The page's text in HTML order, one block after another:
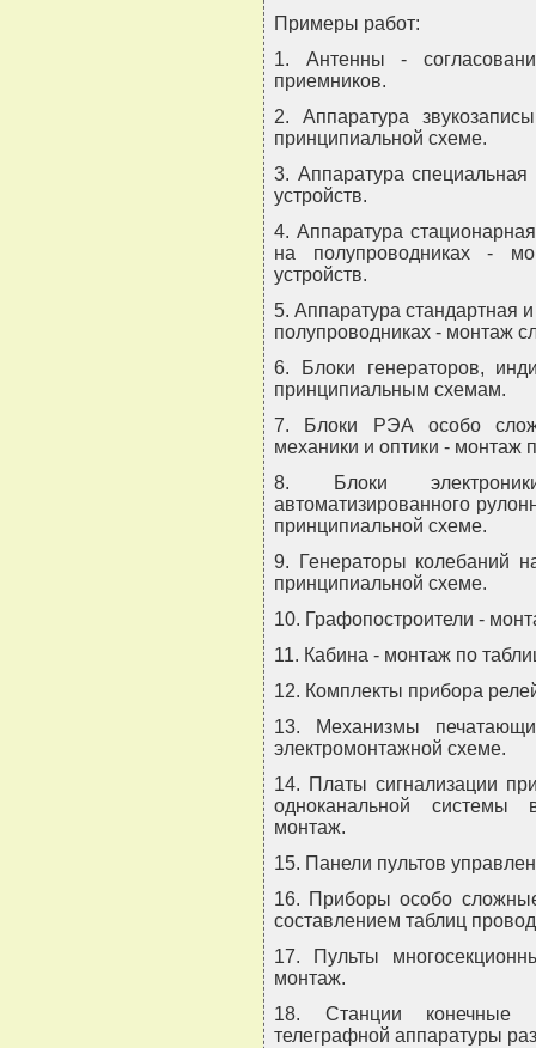
Примеры работ:
1. Антенны -
приемников.
2. Аппаратура
принципиальной схеме.
3. Аппаратура
устройств.
4. Аппаратура
на полупроводниках -
устройств.
5. Аппаратура стандартная
полупроводниках - монтаж
6. Блоки генераторов,
принципиальным схемам.
7. Блоки РЭА особо
механики и оптики - монтаж
8. Блоки электроники
автоматизированного
принципиальной схеме.
9. Генераторы колебаний
принципиальной схеме.
10. Графопостроители -
11. Кабина - монтаж по
12. Комплекты прибора
13. Механизмы
электромонтажной схеме.
14. Платы сигнализации
одноканальной системы
монтаж.
15. Панели пультов
16. Приборы особо
составлением таблиц
17. Пульты
монтаж.
18. Станции конечные
телеграфной аппаратуры